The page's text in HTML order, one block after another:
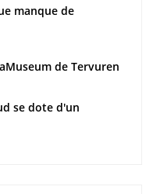
manque de
de Tervuren
se dote d'un